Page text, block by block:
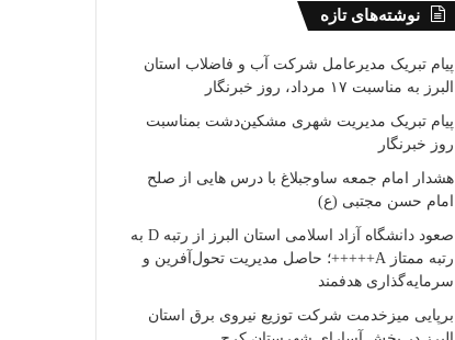
نوشته‌های تازه
پیام تبریک مدیرعامل شرکت آب و فاضلاب استان
البرز به مناسبت ۱۷ مرداد، روز خبرنگار
پیام تبریک مدیریت شهری مشکین‌دشت بمناسبت
روز خبرنگار
هشدار امام جمعه ساوجبلاغ با درس هایی از صلح
امام حسن مجتبی (ع)
صعود دانشگاه آزاد اسلامی استان البرز از رتبه D به
رتبه ممتاز A+++++؛ حاصل مدیریت تحول‌آفرین و
سرمایه‌گذاری هدفمند
برپایی میزخدمت شرکت توزیع نیروی برق استان